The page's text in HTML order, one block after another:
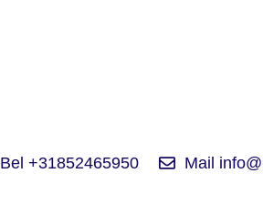
Bel +31852465950 Mail